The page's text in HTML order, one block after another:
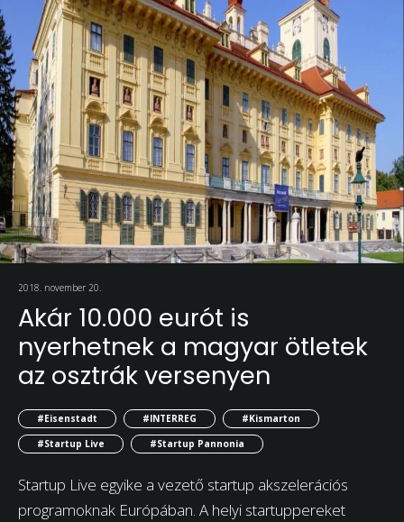
2018. november 20.
Akár 10.000 eurót is
nyerhetnek a magyar ötletek
az osztrák versenyen
#Eisenstadt #INTERREG
#Kismarton
#Startup Live
#Startup Pannonia
Startup Live egyike a vezető startup akszelerációs
programoknak Európában. A helyi startuppereket